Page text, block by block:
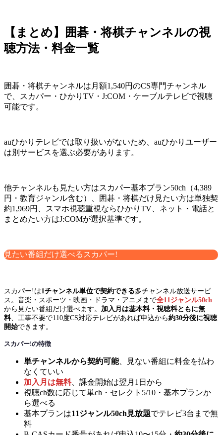
【まとめ】囲碁・将棋チャンネルの視
聴方法・料金一覧
囲碁・将棋チャンネルは月額1,540円のCS専門チャンネル
で、スカパー・ひかりTV・J:COM・ケーブルテレビで視聴
可能です。
auひかりテレビでは取り扱いがないため、auひかりユーザー
は別サービスを選ぶ必要があります。
他チャンネルも見たい方はスカパー基本プラン50ch（4,389
円・教育ジャンル含む）、囲碁・将棋だけ見たい方は単独契
約1,969円、スマホ視聴重視ならひかりTV、ネット・電話と
まとめたい方はJ:COMが選択基準です。
見たい番組だけ選べるスカパー!
スカパー!は1チャンネル単位で契約できる多チャンネル放送サービ
ス。音楽・スポーツ・映画・ドラマ・アニメまで全11ジャンル50ch
から見たい番組だけ選べます。 加入月は基本料・視聴料ともに無
料、工事不要で110度CS対応テレビがあれば申込から約30分後に視聴
開始できます。
スカパー!の特徴
単チャンネルから契約可能、見ない番組に料金を払わ
なくていい
加入月は無料、課金開始は翌月1日から
視聴ch数に応じて単ch・セレクト5/10・基本プランか
ら選べる
基本プランは11ジャンル50ch見放題でテレビ3台まで無
料